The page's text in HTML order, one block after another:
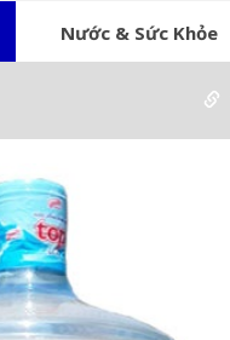
Nước & Sức Khỏe